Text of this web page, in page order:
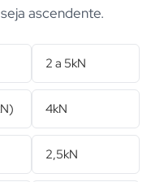
ascendente.
2 a 5kN
4kN
2,5kN